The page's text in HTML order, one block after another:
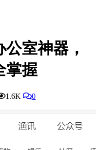
室神器，
掌握
1.6K 0